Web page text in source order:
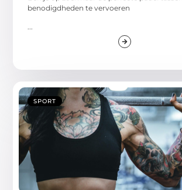
benodigdheden te vervoeren
SPORT